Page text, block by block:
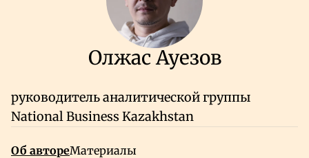
Рынки
Технологии
Олжас Ауезов
руководитель аналитической группы
National Business Kazakhstan
Об автореМатериалы